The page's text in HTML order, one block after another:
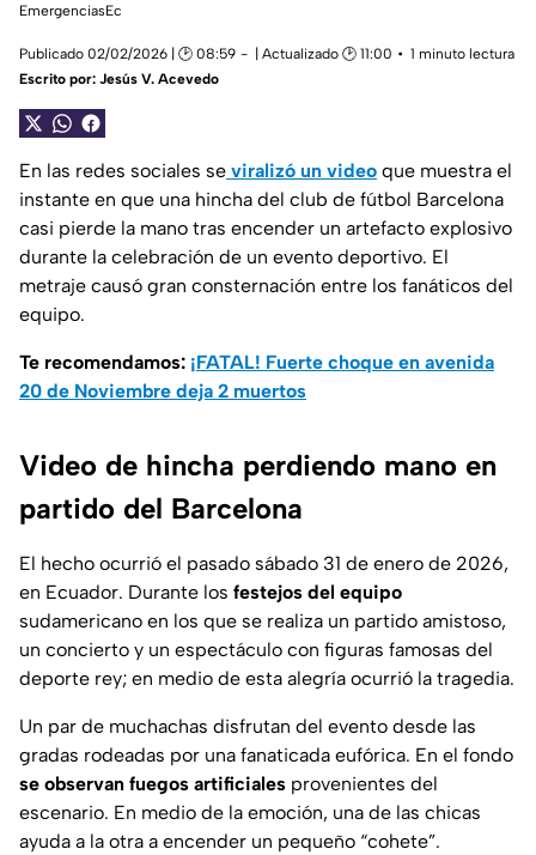
EmergenciasEc
Publicado 02/02/2026 | 🕑 08:59 | Actualizado 🕑 11:00
1 minuto lectura
Escrito por: Jesús V. Acevedo
En las redes sociales se viralizó un video que muestra el
instante en que una hincha del club de fútbol Barcelona
casi pierde la mano tras encender un artefacto explosivo
durante la celebración de un evento deportivo. El
metraje causó gran consternación entre los fanáticos del
equipo.
Te recomendamos: ¡FATAL! Fuerte choque en avenida
20 de Noviembre deja 2 muertos
Video de hincha perdiendo mano en
partido del Barcelona
El hecho ocurrió el pasado sábado 31 de enero de 2026,
en Ecuador. Durante los festejos del equipo
sudamericano en los que se realiza un partido amistoso,
un concierto y un espectáculo con figuras famosas del
deporte rey; en medio de esta alegría ocurrió la tragedia.
Un par de muchachas disfrutan del evento desde las
gradas rodeadas por una fanaticada eufórica. En el fondo
se observan fuegos artificiales provenientes del
escenario. En medio de la emoción, una de las chicas
ayuda a la otra a encender un pequeño “cohete”.